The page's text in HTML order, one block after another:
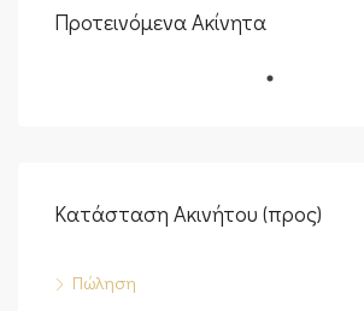
Προτεινόμενα Ακίνητα
Κατάσταση Ακινήτου (προς)
Πώληση